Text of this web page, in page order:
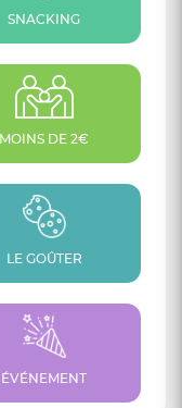
SNACKING
MOINS DE 2€
LE GOÛTER
ÉVÉNEMENT